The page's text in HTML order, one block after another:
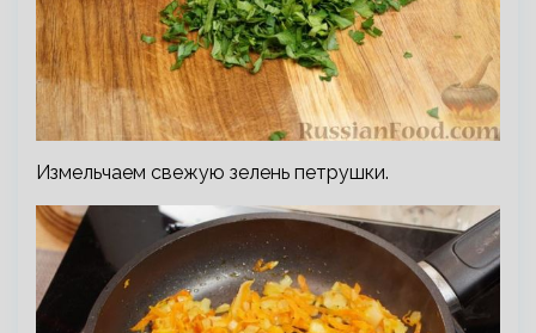
Измельчаем свежую зелень петрушки.